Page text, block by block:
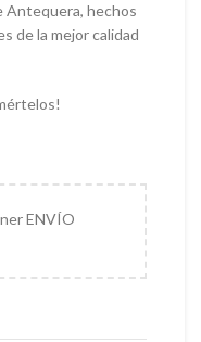
Antequera, hechos
de la mejor calidad
ENVÍO